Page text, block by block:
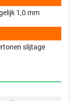
1,0 mm
slijtage